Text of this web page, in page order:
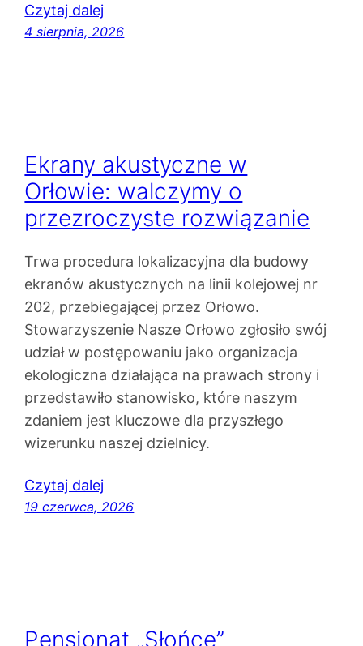
Czytaj dalej
4 sierpnia, 2026
Ekrany akustyczne w
Orłowie: walczymy o
przezroczyste rozwiązanie
Trwa procedura lokalizacyjna dla budowy
ekranów akustycznych na linii kolejowej nr
202, przebiegającej przez Orłowo.
Stowarzyszenie Nasze Orłowo zgłosiło swój
udział w postępowaniu jako organizacja
ekologiczna działająca na prawach strony i
przedstawiło stanowisko, które naszym
zdaniem jest kluczowe dla przyszłego
wizerunku naszej dzielnicy.
Czytaj dalej
19 czerwca, 2026
Pensjonat „Słońce”